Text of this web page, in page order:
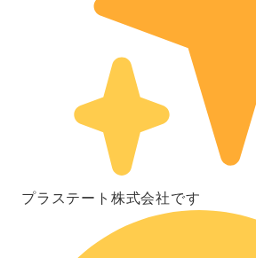
プラステート株式会社です